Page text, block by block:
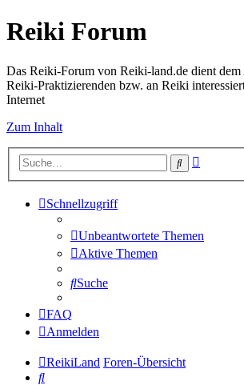
Reiki Forum
Das Reiki-Forum von Reiki-land.de dient dem
Reiki-Praktizierenden bzw. an Reiki
Internet
Zum Inhalt
Suche
Schnellzugriff
Unbeantwortete Themen
Aktive Themen
Suche
FAQ
Anmelden
ReikiLand Foren-Übersicht
Suche